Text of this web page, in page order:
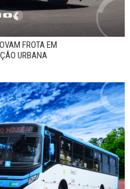
FROTA EM
URBANA